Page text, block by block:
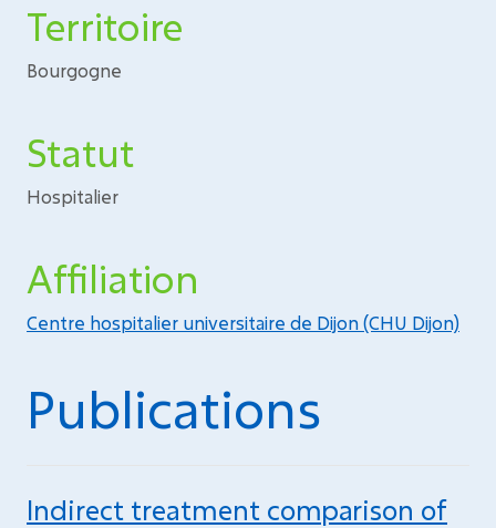
Territoire
Bourgogne
Statut
Hospitalier
Affiliation
Centre hospitalier universitaire de Dijon (CHU Dijon)
Publications
Indirect treatment comparison of